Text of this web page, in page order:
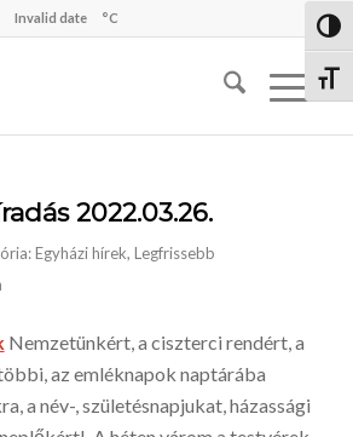
Invalid date °C
2022.03.26.
Egyházi hírek, Legfrissebb
Nemzetünkért, a ciszterci rendért, a
az emléknapok naptárába
a név-, születésnap­jukat, há­zassági